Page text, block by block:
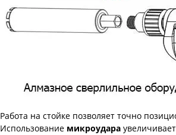
Работа на стойке позволяет точно
Использование микроудара